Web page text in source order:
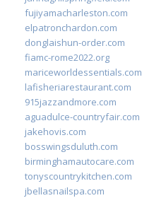
fujiyamacharleston.com
elpatronchardon.com
donglaishun-order.com
fiamc-rome2022.org
mariceworldessentials.com
lafisheriarestaurant.com
915jazzandmore.com
aguadulce-countryfair.com
jakehovis.com
bosswingsduluth.com
birminghamautocare.com
tonyscountrykitchen.com
jbellasnailspa.com